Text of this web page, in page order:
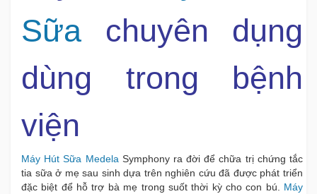
Sữa chuyên dụng
dùng trong bệnh
viện
Máy Hút Sữa Medela Symphony ra đời để chữa trị chứng tắc
tia sữa ở mẹ sau sinh dựa trên nghiên cứu đã được phát triển
đặc biệt để hỗ trợ bà mẹ trong suốt thời kỳ cho con bú. Máy